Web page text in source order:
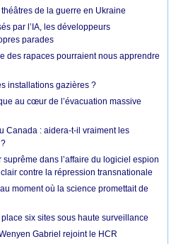
de la guerre en Ukraine
par l’IA, les développeurs
parades
des rapaces pourraient nous apprendre
installations gazières ?
au cœur de l’évacuation massive
Canada : aidera-t-il vraiment les
suprême dans l’affaire du logiciel espion
contre la répression transnationale
moment où la science promettait de
six sites sous haute surveillance
Gabriel rejoint le HCR